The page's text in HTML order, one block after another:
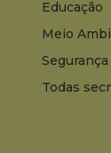
Educação
Meio
Todas